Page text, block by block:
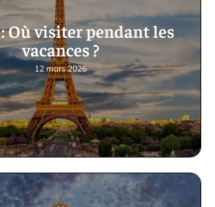
Où visiter pendant les
vacances ?
12 mars 2026